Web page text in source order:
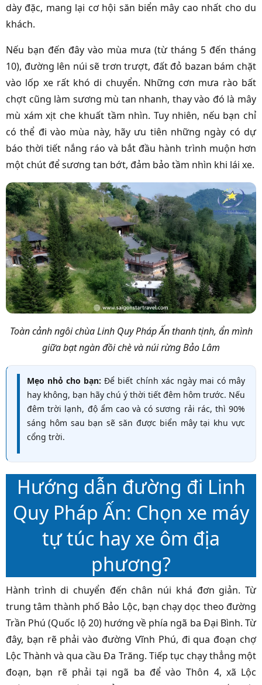
dày đặc, mang lại cơ hội săn biển mây cao nhất cho du
khách.
Nếu bạn đến đây vào mùa mưa (từ tháng 5 đến tháng
10), đường lên núi sẽ trơn trượt, đất đỏ bazan bám chặt
vào lốp xe rất khó di chuyển. Những cơn mưa rào bất
chợt cũng làm sương mù tan nhanh, thay vào đó là mây
mù xám xịt che khuất tầm nhìn. Tuy nhiên, nếu bạn chỉ
có thể đi vào mùa này, hãy ưu tiên những ngày có dự
báo thời tiết nắng ráo và bắt đầu hành trình muộn hơn
một chút để sương tan bớt, đảm bảo tầm nhìn khi lái xe.
Toàn cảnh ngôi chùa Linh Quy Pháp Ấn thanh tịnh, ẩn mình
giữa bạt ngàn đồi chè và núi rừng Bảo Lâm
Mẹo nhỏ cho bạn: Để biết chính xác ngày mai có mây
hay không, bạn hãy chú ý thời tiết đêm hôm trước. Nếu
đêm trời lạnh, độ ẩm cao và có sương rải rác, thì 90%
sáng hôm sau bạn sẽ săn được biển mây tại khu vực
cổng trời.
Hướng dẫn đường đi Linh
Quy Pháp Ấn: Chọn xe máy
tự túc hay xe ôm địa
phương?
Hành trình di chuyển đến chân núi khá đơn giản. Từ
trung tâm thành phố Bảo Lộc, bạn chạy dọc theo đường
Trần Phú (Quốc lộ 20) hướng về phía ngã ba Đại Bình. Từ
đây, bạn rẽ phải vào đường Vĩnh Phú, đi qua đoạn chợ
Lộc Thành và qua cầu Đa Trăng. Tiếp tục chạy thẳng một
đoạn, bạn rẽ phải tại ngã ba để vào Thôn 4, xã Lộc